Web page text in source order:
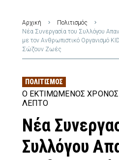
Αρχική
Πολιτισμός
Νέα Συνεργασία του Συλλόγου
με τον Ανθρωπιστικό Οργανισμό
Σώζουν Ζωές
ΠΟΛΙΤΙΣΜΌΣ
Ο ΕΚΤΙΜΏΜΕΝΟΣ ΧΡΌΝΟΣ
ΛΕΠΤΌ
Νέα
Συλλόγου